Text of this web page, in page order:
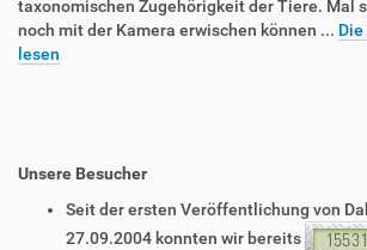
taxonomischen Zugehörigkeit der Tiere. Mal
noch mit der Kamera erwischen können ...
lesen
Unsere Besucher
Seit der ersten Veröffentlichung von
27.09.2004 konnten wir bereits